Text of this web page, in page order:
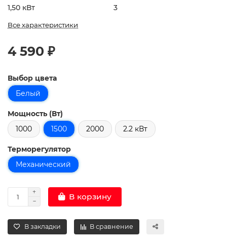
1,50 кВт 3
Все характеристики
4 590 ₽
Выбор цвета
Белый
Мощность (Вт)
1000
1500 2000 2.2 кВт
Терморегулятор
Механический
В корзину
В закладки В сравнение